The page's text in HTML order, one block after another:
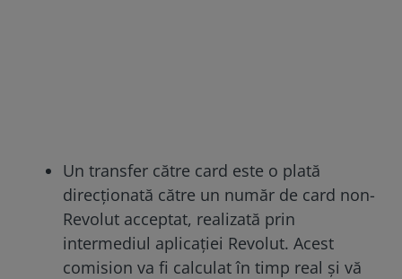
Un transfer către card este o plată
direcționată către un număr de card non-
Revolut acceptat, realizată prin
intermediul aplicației Revolut. Acest
comision va fi calculat în timp real și vă